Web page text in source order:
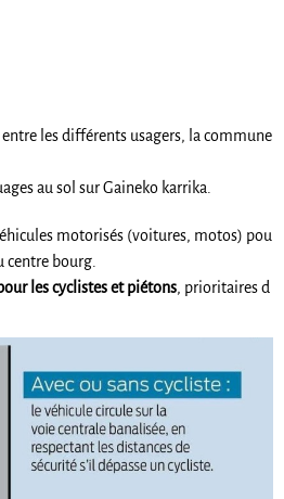
les différents usagers, la commune
au sol sur Gaineko karrika.
motorisés (voitures, motos) pou
centre bourg.
les cyclistes et piétons, prioritaires d